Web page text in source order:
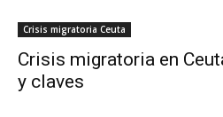
Crisis migratoria Ceuta
Crisis migratoria en
y claves